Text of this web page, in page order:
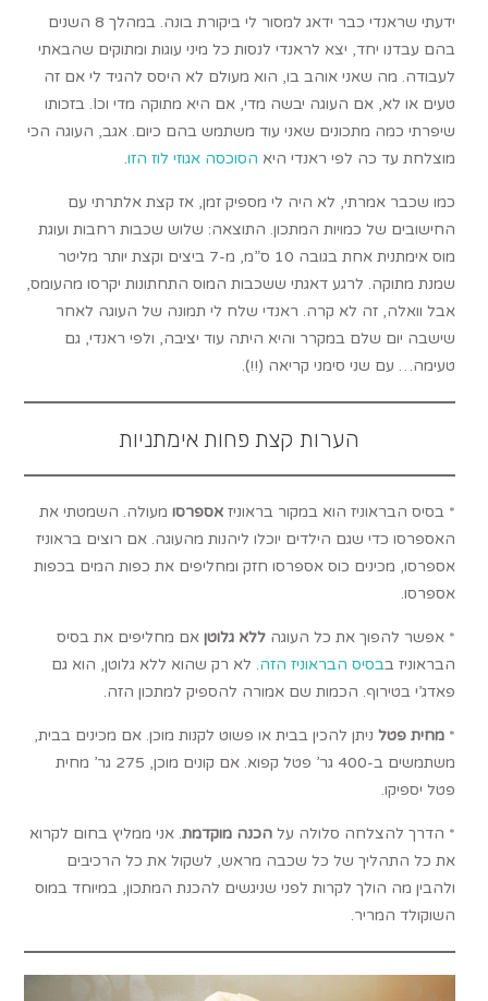
ידעתי שראנדי כבר ידאג למסור לי ביקורת בונה. במהלך 8 השנים
בהם עבדנו יחד, יצא לראנדי לנסות כל מיני עוגות ומתוקים שהבאתי
לעבודה. מה שאני אוהב בו, הוא מעולם לא היסס להגיד לי אם זה
טעים או לא, אם העוגה יבשה מדי, אם היא מתוקה מדי וכו’. בזכותו
שיפרתי כמה מתכונים שאני עוד משתמש בהם כיום. אגב, העוגה הכי
מוצלחת עד כה לפי ראנדי היא הסוכסה אגוזי לוז הזו.
כמו שכבר אמרתי, לא היה לי מספיק זמן, אז קצת אלתרתי עם
החישובים של כמויות המתכון. התוצאה: שלוש שכבות רחבות ועוגת
מוס אימתנית אחת בגובה 10 ס”מ, מ-7 ביצים וקצת יותר מליטר
שמנת מתוקה. לרגע דאגתי ששכבות המוס התחתונות יקרסו מהעומס,
אבל וואלה, זה לא קרה. ראנדי שלח לי תמונה של העוגה לאחר
שישבה יום שלם במקרר והיא היתה עוד יציבה, ולפי ראנדי, גם
טעימה… עם שני סימני קריאה (!!).
הערות קצת פחות אימתניות
* בסיס הבראוניז הוא במקור בראוניזאספרסו מעולה. השמטתי את
האספרסו כדי שגם הילדים יוכלו ליהנות מהעוגה. אם רוצים בראוניז
אספרסו, מכינים כוס אספרסו חזק ומחליפים את כפות המים בכפות
אספרסו.
* אפשר להפוך את כל העוגהללא גלוטן אם מחליפים את בסיס
הבראוניז בבסיס הבראוניז הזה. לא רק שהוא ללא גלוטן, הוא גם
פאדג’י בטירוף. הכמות שם אמורה להספיק למתכון הזה.
*מחית פטל ניתן להכין בבית או פשוט לקנות מוכן. אם מכינים בבית,
משתמשים ב-400 גר’ פטל קפוא. אם קונים מוכן, 275 גר’ מחית
פטל יספיקו.
* הדרך להצלחה סלולה עלהכנה מוקדמת. אני ממליץ בחום לקרוא
את כל התהליך של כל שכבה מראש, לשקול את כל הרכיבים
ולהבין מה הולך לקרות לפני שניגשים להכנת המתכון, במיוחד במוס
השוקולד המריר.